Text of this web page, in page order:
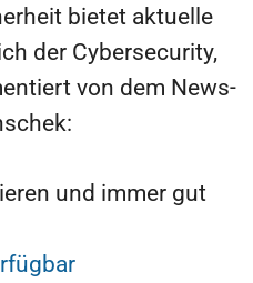
bietet aktuelle
der Cybersecurity,
von dem News-
und immer gut